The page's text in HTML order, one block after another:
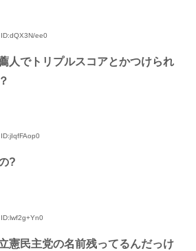
ID:dQX3N/ee0
人でトリプルスコアとかつけられ
ID:jIqfFAop0
?
ID:lwf2g+Yn0
憲民主党の名前残ってるんだっけ